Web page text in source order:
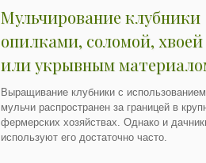
Мульчирование клубники
опилками, соломой, хвоей
или укрывным
Выращивание клубники с использованием
мульчи распространен за границей в
фермерских хозяйствах. Однако и
используют его достаточно часто.